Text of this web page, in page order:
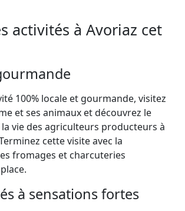
activités à Avoriaz cet
100% locale et gourmande, visitez
et ses animaux et découvrez le
vie des agriculteurs producteurs à
cette visite avec la
fromages et charcuteries
à sensations fortes